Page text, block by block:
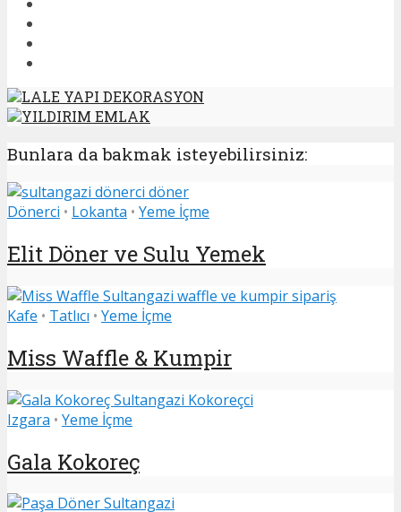
LALE YAPI DEKORASYON
YILDIRIM EMLAK
Bunlara da bakmak isteyebilirsiniz:
Dönerci • Lokanta • Yeme İçme
Elit Döner ve Sulu Yemek
Kafe • Tatlıcı • Yeme İçme
Miss Waffle & Kumpir
Izgara • Yeme İçme
Gala Kokoreç